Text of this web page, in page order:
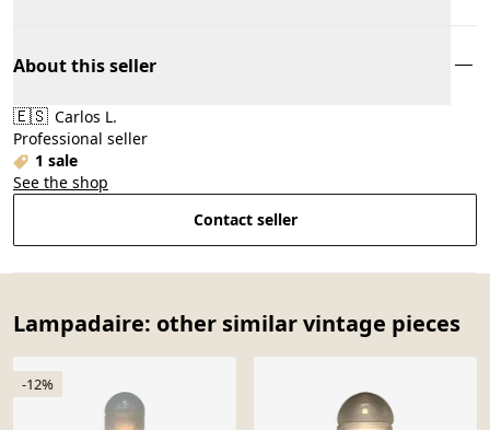
About this seller
🇪🇸 Carlos L.
Professional seller
1 sale
See the shop
Contact seller
Lampadaire: other similar vintage pieces
-12%